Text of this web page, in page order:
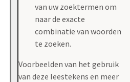
van uw zoektermen om
naar de exacte
combinatie van woorden
te zoeken.
Voorbeelden van het gebruik
van deze leestekens en meer